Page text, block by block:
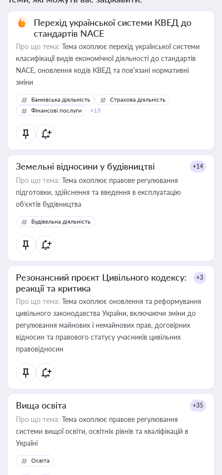
Перехід української системи КВЕД до
стандартів NACE
Про що тема: Тема охоплює перехід української системи
класифікації видів економічної діяльності до стандартів
NACE, оновлення кодів КВЕД та пов'язані нормативні
зміни
Банківська діяльність
Страхова діяльність
Фінансові послуги
+13
Земельні відносини у будівництві +14
Про що тема: Тема охоплює правове регулювання
підготовки, здійснення та введення в експлуатацію
об’єктів будівництва
Будівельна діяльність
Резонансний проєкт Цивільного кодексу:
реакції та критика
+3
Про що тема: Тема охоплює оновлення та реформування
цивільного законодавства України, включаючи зміни до
регулювання майнових і немайнових прав, договірних
відносин та правового статусу учасників цивільних
правовідносин
Вища освіта +35
Про що тема: Тема охоплює правове регулювання
системи вищої освіти, освітніх рівнів та кваліфікацій в
Україні
Освіта